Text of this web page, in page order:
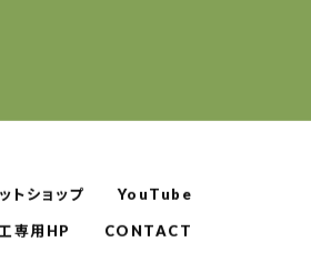
トショップ YouTube
専用HP CONTACT